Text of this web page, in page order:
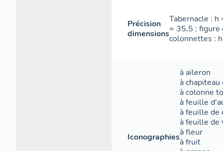
Précision
dimensions
Tabernacle :
= 35,5 ; figure
colonnettes :
Iconographies
à aileron
à
à colonne
à feuille
à feuille de
à feuille de
à fleur
à fruit